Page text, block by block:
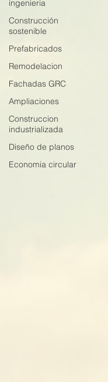
ingenieria
Construcción
sostenible
Prefabricados
Remodelacion
Fachadas GRC
Ampliaciones
Construccion
industrializada
Diseño de planos
Economia circular